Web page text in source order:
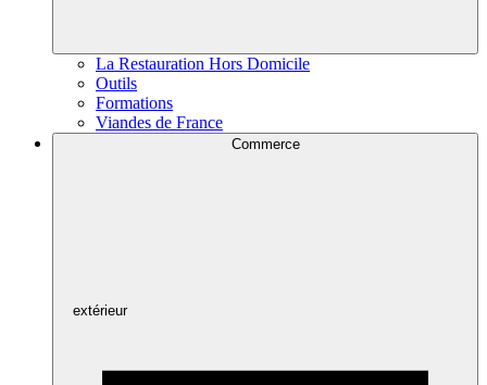
La Restauration Hors Domicile
Outils
Formations
Viandes de France
Commerce
extérieur